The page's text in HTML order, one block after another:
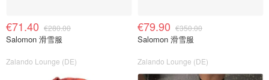
€71.40 €280.00
Salomon 滑雪服
Zalando Lounge (DE)
€79.90 €350.00
Salomon 滑雪服
Zalando Lounge (DE)